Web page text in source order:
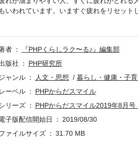
もいわれています。いますぐ疲れをリセッ
のはどっち？ 川嶋朗／翌日に疲れを残す
紀／イオンおすすめの夏の入浴＆睡眠お
ロ血液にご用心！ 池谷敏郎／「鎖骨ほぐ
一郎／マンガで学ぶ 漢方式セルフケアのす
ベ薫／筋トレ社長からの伝言 Testosterone
となく不安」の捨て方 名越康文／生物学
加藤俊徳／小さな幸せはそばにある どいち
者
『PHPくらしラク〜る♪』編集部
版社
PHP研究所
ャンル
人文・思想
暮らし・健康・子
レーベル
PHPからだスマイル
リーズ
PHPからだスマイル2019年8月号
子版配信開始日
2019/08/30
ァイルサイズ
31.70 MB